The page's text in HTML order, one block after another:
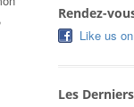
Rendez-
Like us
Les